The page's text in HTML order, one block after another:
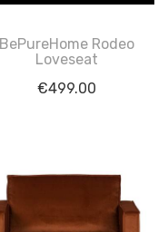
BePureHome Rodeo
Loveseat
€499.00